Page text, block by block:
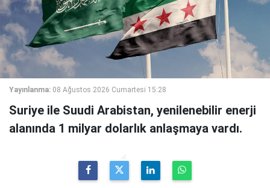
Yayınlanma: 08 Ağustos 2026 Cumartesi 15:28
Suriye ile Suudi Arabistan, yenilenebilir enerji
alanında 1 milyar dolarlık anlaşmaya vardı.